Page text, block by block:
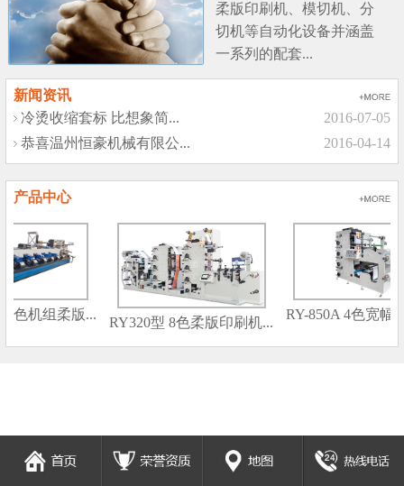
柔版印刷机、模切机、分
切机等自动化设备并涵盖
一系列的配套...
新闻资讯
2016-07-05
冷烫收缩套标 比想象简...
2016-04-14
恭喜温州恒豪机械有限公...
产品中心
色机组柔版...
RY320型 8色柔版印刷机...
RY-850A 4色宽幅